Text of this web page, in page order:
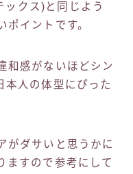
クス)と同じよう
イントです。
和感がないほどシン
本人の体型にぴった
がダサいと思うかに
ますので参考にして